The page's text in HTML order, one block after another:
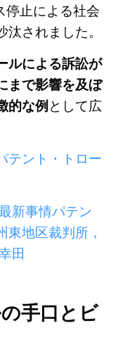
停止による社会
されました。
ルによる訴訟が
まで影響を及ぼ
的な例 として広
テント・トロー
新事情パテン
東地区裁判所，
田
手口とビ